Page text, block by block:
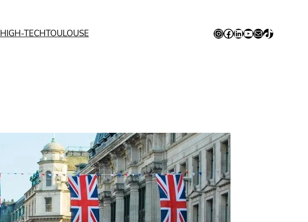
HIGH-TECHTOULOUSE InstagramFacebook LinkedIn YouTube E-mail TikTok